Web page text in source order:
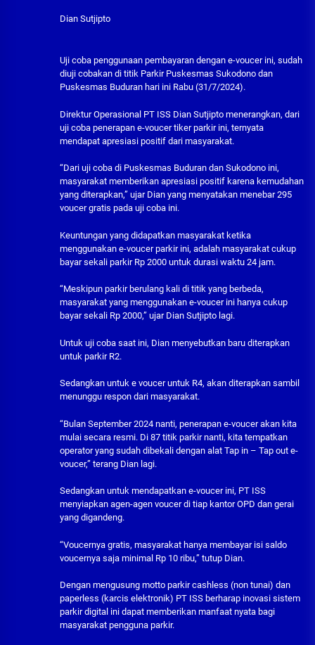
Dian Sutjipto
Uji coba penggunaan pembayaran dengan e-voucer ini, sudah
diuji cobakan di titik Parkir Puskesmas Sukodono dan
Puskesmas Buduran hari ini Rabu (31/7/2024).
Direktur Operasional PT ISS Dian Sutjipto menerangkan, dari
uji coba penerapan e-voucer tiker parkir ini, ternyata
mendapat apresiasi positif dari masyarakat.
“Dari uji coba di Puskesmas Buduran dan Sukodono ini,
masyarakat memberikan apresiasi positif karena kemudahan
yang diterapkan,” ujar Dian yang menyatakan menebar 295
voucer gratis pada uji coba ini.
Keuntungan yang didapatkan masyarakat ketika
menggunakan e-voucer parkir ini, adalah masyarakat cukup
bayar sekali parkir Rp 2000 untuk durasi waktu 24 jam.
“Meskipun parkir berulang kali di titik yang berbeda,
masyarakat yang menggunakan e-voucer ini hanya cukup
bayar sekali Rp 2000,” ujar Dian Sutjipto lagi.
Untuk uji coba saat ini, Dian menyebutkan baru diterapkan
untuk parkir R2.
Sedangkan untuk e voucer untuk R4, akan diterapkan sambil
menunggu respon dari masyarakat.
“Bulan September 2024 nanti, penerapan e-voucer akan kita
mulai secara resmi. Di 87 titik parkir nanti, kita tempatkan
operator yang sudah dibekali dengan alat Tap in – Tap out e-
voucer,” terang Dian lagi.
Sedangkan untuk mendapatkan e-voucer ini, PT ISS
menyiapkan agen-agen voucer di tiap kantor OPD dan gerai
yang digandeng.
“Voucernya gratis, masyarakat hanya membayar isi saldo
voucernya saja minimal Rp 10 ribu,” tutup Dian.
Dengan mengusung motto parkir cashless (non tunai) dan
paperless (karcis elektronik) PT ISS berharap inovasi sistem
parkir digital ini dapat memberikan manfaat nyata bagi
masyarakat pengguna parkir.